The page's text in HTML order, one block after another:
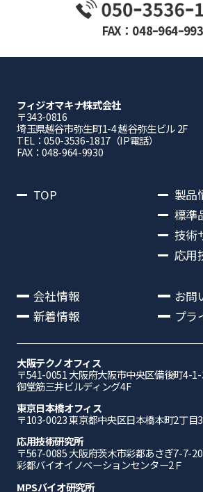
FAX：048ｰ964ｰ
フィジオマキナ株式会社
〒343-0816
埼⽟県越⾕市弥⽣町1-4 越⾕弥⽣ビル 2F
TEL：050-3536-1817（IP電話）
FAX：048-964-9930
TOP
製品
標準
技術
応用
会社情報
新着情報
お問
プラ
大阪テクノオフィス
〒541-0051 ⼤阪府⼤阪市中央区備後町4-
御堂筋三井ビルディング4F
東京日本橋オフィス
〒103-0023 東京都中央区日本橋本町2丁目
応⽤技術研究所
〒567-0085 ⼤阪府茨⽊市彩都あさぎ7-7-20
彩都バイオイノベーションセンター2Ｆ
MPSバイオ研究所